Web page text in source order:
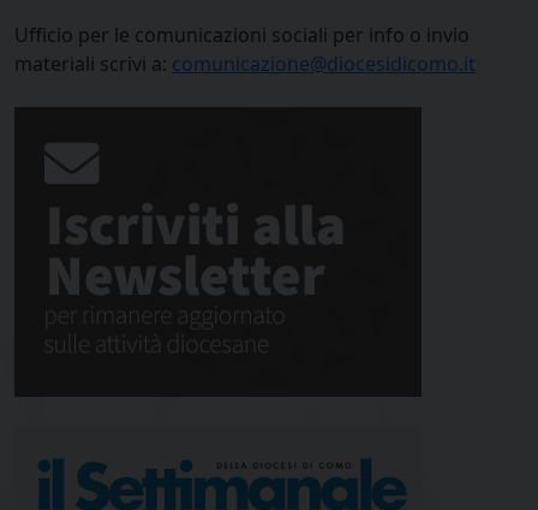
Ufficio per le comunicazioni sociali per info o invio
materiali scrivi a: comunicazione@diocesidicomo.it